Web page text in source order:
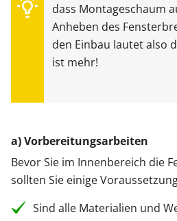
dass Montageschaum
Anheben des
den Einbau lautet also
ist mehr!
a) Vorbereitungsarbeiten
Bevor Sie im Innenbereich die
sollten Sie einige
Sind alle Materialien und